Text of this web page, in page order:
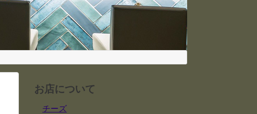
お店について
チーズ